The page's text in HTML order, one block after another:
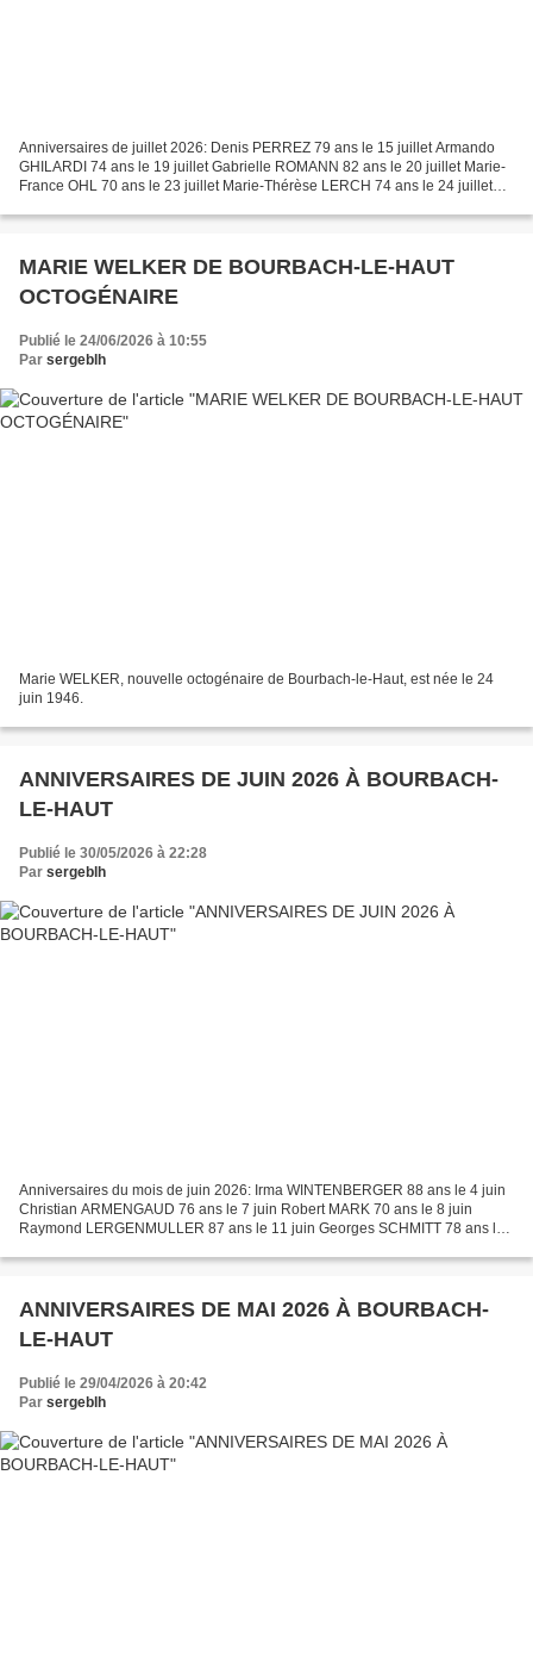
Anniversaires de juillet 2026: Denis PERREZ 79 ans le 15 juillet Armando
GHILARDI 74 ans le 19 juillet Gabrielle ROMANN 82 ans le 20 juillet Marie-
France OHL 70 ans le 23 juillet Marie-Thérèse LERCH 74 ans le 24 juillet
MARIE WELKER DE BOURBACH-LE-HAUT
OCTOGÉNAIRE
Publié le 24/06/2026 à 10:55
Par sergeblh
Marie WELKER, nouvelle octogénaire de Bourbach-le-Haut, est née le 24
juin 1946.
ANNIVERSAIRES DE JUIN 2026 À BOURBACH-
LE-HAUT
Publié le 30/05/2026 à 22:28
Par sergeblh
Anniversaires du mois de juin 2026: Irma WINTENBERGER 88 ans le 4 juin
Christian ARMENGAUD 76 ans le 7 juin Robert MARK 70 ans le 8 juin
Raymond LERGENMULLER 87 ans le 11 juin Georges SCHMITT 78 ans le
ANNIVERSAIRES DE MAI 2026 À BOURBACH-
LE-HAUT
Publié le 29/04/2026 à 20:42
Par sergeblh